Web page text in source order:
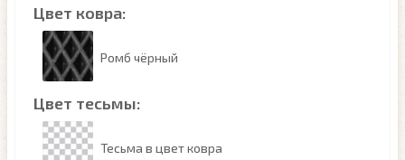
Цвет ковра:
Ромб чёрный
Цвет тесьмы:
Тесьма в цвет ковра